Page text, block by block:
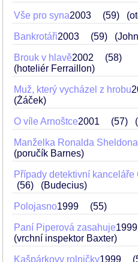
Vše pro syna2003 59
Bankrotáři2003 59
Brouk v hlavě2002
58
(hoteliér Ferraillon)
Muž, který vycházel z hrobu
(Žáček)
O víle Arnoštce2001 57
Manželka Ronalda Sheldona
(poručík Barnes)
Případy detektivní kanceláře
56
(Budecius)
Polojasno1999 55
Paní Piperová zasahuje1999
(vrchní inspektor Baxter)
Kašpárkovy rolničky1999